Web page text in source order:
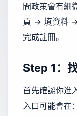
間政策會有細
頁 → 填資料
完成註冊。
Step 1：
首先確認你進
入口可能會在：